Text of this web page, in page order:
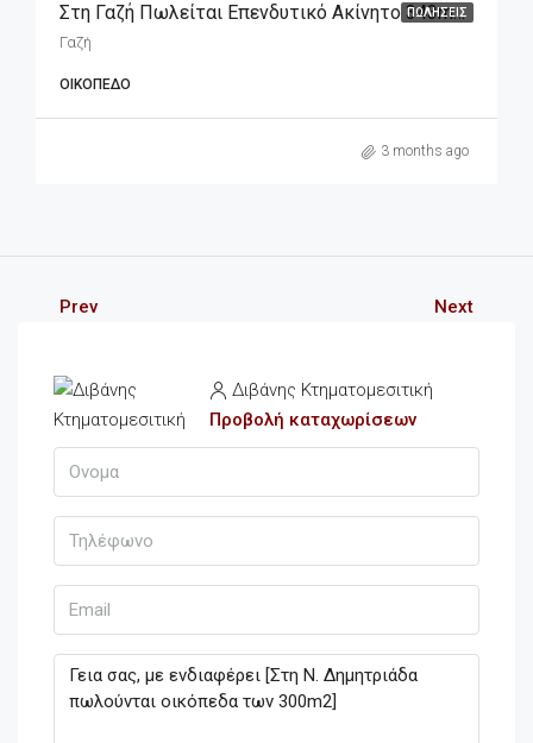
ΠΩΛΉΣΕΙΣ
Στη Γαζή Πωλείται Επενδυτικό Ακίνητο 343m2 (οικόπεδο), Διαμπερές
Γαζή
ΟΙΚΌΠΕΔΟ
3 months ago
Prev Next
Διβάνης Κτηματομεσιτική
Προβολή καταχωρίσεων